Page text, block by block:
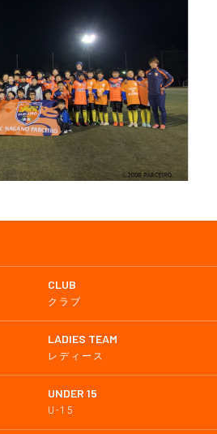
CLUB
クラブ
LADIES TEAM
レディース
UNDER 15
U-15